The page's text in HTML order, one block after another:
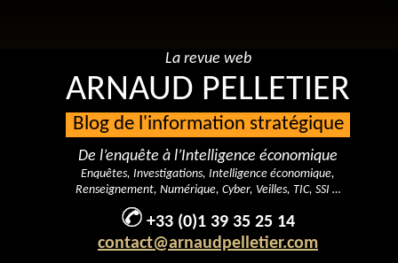
La revue web
ARNAUD PELLETIER
Blog de l'information stratégique
De l’enquête à l’Intelligence économique
Enquêtes, Investigations, Intelligence économique,
Renseignement, Numérique, Cyber, Veilles, TIC, SSI …
+33 (0)1 39 35 25 14
contact@arnaudpelletier.com